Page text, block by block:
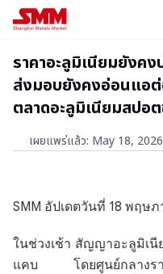
ราคาอะลูมิเนียมยังค
ส่งมอบยังคงอ่อนแอต่
ตลาดอะลูมิเนียมสปอ
เผยแพร่แล้ว: May 18,
SMM อัปเดตวันที่ 18 พฤษ
ในช่วงเช้า สัญญาอะลูมิเนี
แคบ โดยศูนย์กลางราค